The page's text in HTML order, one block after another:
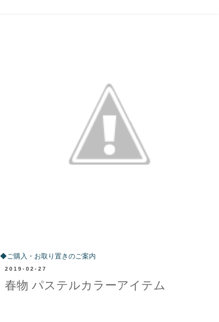
◆ご購入・お取り置きのご案内
2019-02-27
春物 パステルカラーアイテム